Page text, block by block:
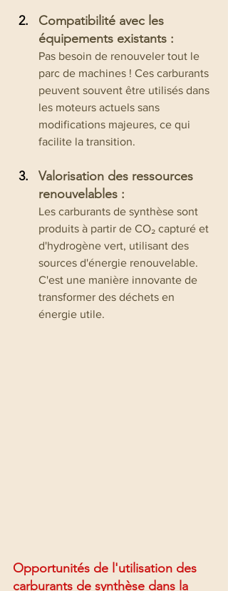
Compatibilité avec les
équipements existants :
Pas besoin de renouveler tout le
parc de machines ! Ces carburants
peuvent souvent être utilisés dans
les moteurs actuels sans
modifications majeures, ce qui
facilite la transition.
Valorisation des ressources
renouvelables :
Les carburants de synthèse sont
produits à partir de CO₂ capturé et
d'hydrogène vert, utilisant des
sources d'énergie renouvelable.
C'est une manière innovante de
transformer des déchets en
énergie utile.
Opportunités de l'utilisation des
carburants de synthèse dans la